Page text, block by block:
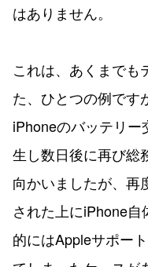
はありません。
これは、あくまでも
た、ひとつの例です
iPhoneのバッテリ
生し数日後に再び総
向かいましたが、再
された上にiPhone
的にはAppleサポー